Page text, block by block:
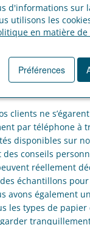
l’interlocuteur
Cucca sait de
fondateurs d’une
du marché belge
à grande
clients ne
par téléphone à
disponibles sur
conseils
réellement
échantillons
avons également
les types de
d'informations sur
utilisons les
en matière de
Préférences